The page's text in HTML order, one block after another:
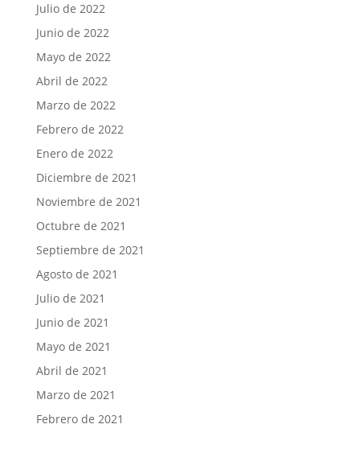
Julio de 2022
Junio de 2022
Mayo de 2022
Abril de 2022
Marzo de 2022
Febrero de 2022
Enero de 2022
Diciembre de 2021
Noviembre de 2021
Octubre de 2021
Septiembre de 2021
Agosto de 2021
Julio de 2021
Junio de 2021
Mayo de 2021
Abril de 2021
Marzo de 2021
Febrero de 2021